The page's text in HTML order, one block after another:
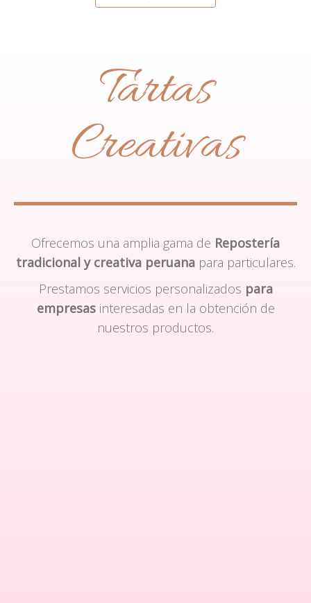
Tartas
Creativas
Ofrecemos una amplia gama de Repostería
tradicional y creativa peruanapara particulares.
Prestamos servicios personalizados para
empresasinteresadas en la obtención de
nuestros productos.